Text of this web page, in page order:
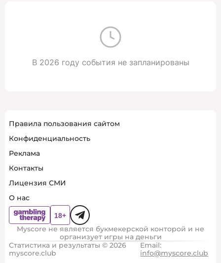
В 2026 году события не запланированы
Правила пользования сайтом
Конфиденциальность
Реклама
Контакты
Лицензия СМИ
О нас
Myscore не является букмекерской конторой и не
организует игры на деньги
Статистика и результаты © 2026
myscore.club
Email:
info@myscore.club